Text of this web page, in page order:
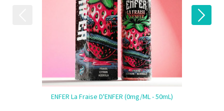
ENFER La Fraise D'ENFER (0mg/mL - 50mL)